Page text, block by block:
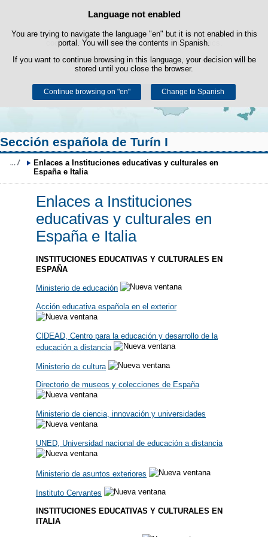
Cookie Policy
This website uses its own cookies to facilitate browsing and third-party
cookies to obtain usage and satisfaction statistics.
You can get more information in the "Cookies" section of ourlegal
notice.
Accept Reject
Language not enabled
You are trying to navigate the language "en" but it is not enabled in this
portal. You will see the contents in Spanish.
If you want to continue browsing in this language, your decision will be
stored until you close the browser.
Continue browsing on "en" Change to Spanish
Skip to content
Sección española de Turín I
Enlaces a Instituciones educativas y culturales en
España e Italia
Enlaces a Instituciones
educativas y culturales en
España e Italia
INSTITUCIONES EDUCATIVAS Y CULTURALES EN
ESPAÑA
Ministerio de educación
Acción educativa española en el exterior
CIDEAD , Centro para la educación y desarrollo de la
educación a distancia
Ministerio de cultura
Directorio de museos y colecciones de España
Ministerio de ciencia, innovación y universidades
UNED, Universidad nacional de educación a distancia
Ministerio de asuntos exteriores
Instituto Cervantes
INSTITUCIONES EDUCATIVAS Y CULTURALES EN
ITALIA